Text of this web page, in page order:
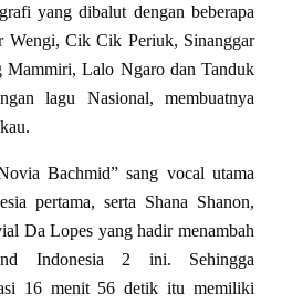
yang dibalut dengan beberapa
Wengi, Cik Cik Periuk, Sinanggar
Lalo Ngaro dan Tanduk
lagu Nasional, membuatnya
Bachmid” sang vocal utama
pertama, serta Shana Shanon,
Da Lopes yang hadir menambah
Indonesia 2 ini. Sehingga
16 menit 56 detik itu memiliki